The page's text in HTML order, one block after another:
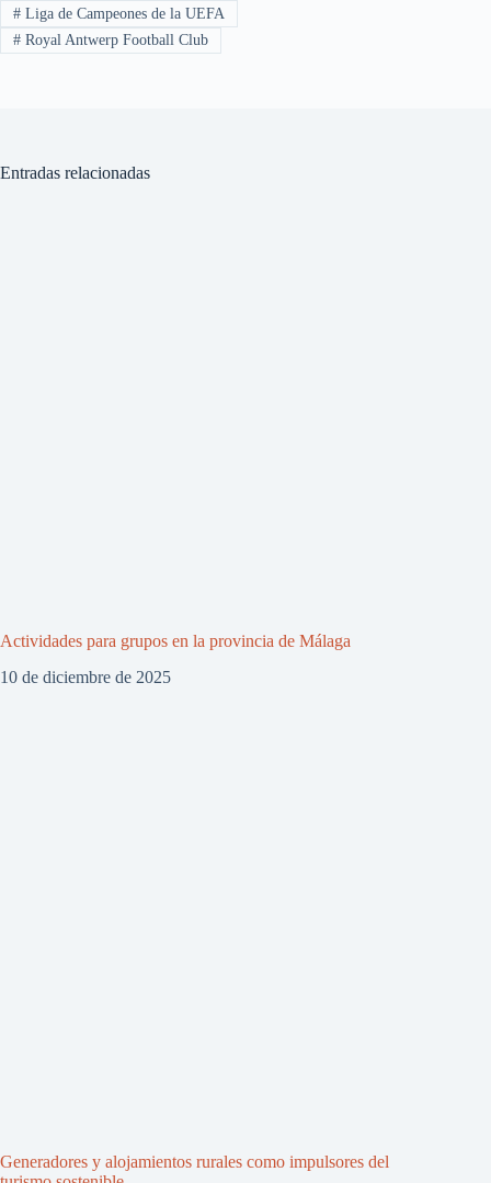
#Liga de Campeones de la UEFA
#Royal Antwerp Football Club
Entradas relacionadas
Actividades para grupos en la provincia de Málaga
10 de diciembre de 2025
Generadores y alojamientos rurales como impulsores del